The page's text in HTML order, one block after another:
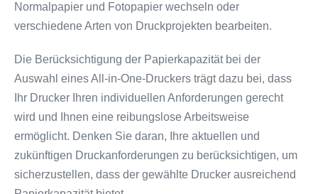
Normalpapier und Fotopapier wechseln oder
verschiedene Arten von Druckprojekten bearbeiten.
Die Berücksichtigung der Papierkapazität bei der
Auswahl eines All-in-One-Druckers trägt dazu bei, dass
Ihr Drucker Ihren individuellen Anforderungen gerecht
wird und Ihnen eine reibungslose Arbeitsweise
ermöglicht. Denken Sie daran, Ihre aktuellen und
zukünftigen Druckanforderungen zu berücksichtigen, um
sicherzustellen, dass der gewählte Drucker ausreichend